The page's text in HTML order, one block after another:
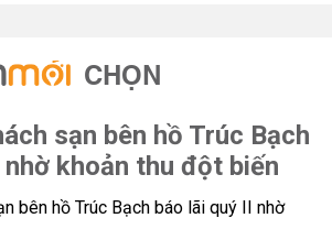
CHỌN
sạn bên hồ Trúc Bạch
nhờ khoản thu đột biến